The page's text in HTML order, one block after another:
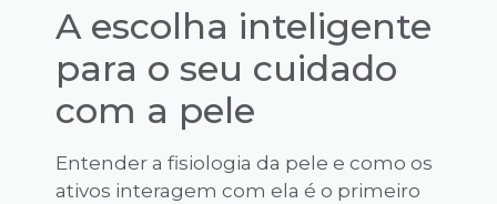
A escolha inteligente
para o seu cuidado
com a pele
Entender a fisiologia da pele e como os
ativos interagem com ela é o primeiro